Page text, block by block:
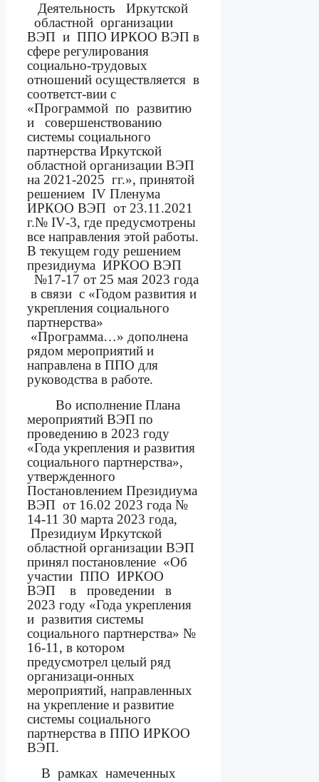
Деятельность
Иркутской
областной организации
ВЭП и ППО ИРКОО ВЭП в
сфере регулирования
социально-трудовых
отношений осуществляется в
соответст-вии с
«Программой по развитию
и
совершенствованию
системы социального
партнерства Иркутской
областной организации ВЭП
на 2021-2025 гг.», принятой
решением IV Пленума
ИРКОО ВЭП от 23.11.2021
г.№ IV-3, где предусмотрены
все направления этой работы.
В текущем году решением
президиума ИРКОО ВЭП
№17-17 от 25 мая 2023 года
в связи с «Годом развития и
укрепления социального
партнерства»
«Программа…» дополнена
рядом мероприятий и
направлена в ППО для
руководства в работе.
Во исполнение Плана
мероприятий ВЭП по
проведению в 2023 году
«Года укрепления и развития
социального партнерства»,
утвержденного
Постановлением Президиума
ВЭП от 16.02 2023 года №
14-11 30 марта 2023 года,
Президиум Иркутской
областной организации ВЭП
принял постановление «Об
участии ППО ИРКОО
ВЭП
в проведении
в
2023 году «Года укрепления
и развития системы
социального партнерства» №
16-11, в котором
предусмотрел целый ряд
организаци-онных
мероприятий, направленных
на укрепление и развитие
системы социального
партнерства в ППО ИРКОО
ВЭП.
В рамках намеченных